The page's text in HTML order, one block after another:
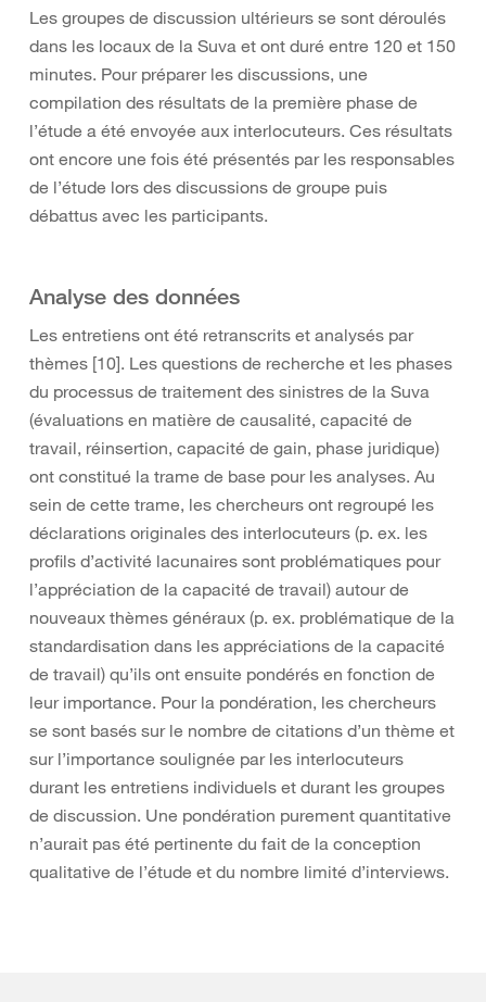
Les groupes de discussion ultérieurs se sont déroulés
dans les locaux de la Suva et ont duré entre 120 et 150
minutes. Pour préparer les discussions, une
compilation des résultats de la première phase de
l’étude a été envoyée aux interlocuteurs. Ces résultats
ont encore une fois été présentés par les responsables
de l’étude lors des discussions de groupe puis
débattus avec les participants.
Analyse des données
Les entretiens ont été retranscrits et analysés par
thèmes [10]. Les questions de recherche et les phases
du processus de traitement des sinistres de la Suva
(évaluations en matière de causalité, capacité de
travail, réinsertion, capacité de gain, phase juridique)
ont constitué la trame de base pour les analyses. Au
sein de cette trame, les chercheurs ont regroupé les
déclarations originales des interlocuteurs (p. ex. les
profils d’activité lacunaires sont problématiques pour
l’appréciation de la capacité de travail) autour de
nouveaux thèmes généraux (p. ex. problématique de la
standardisation dans les appréciations de la capacité
de travail) qu’ils ont ensuite pondérés en fonction de
leur importance. Pour la pondération, les chercheurs
se sont basés sur le nombre de citations d’un thème et
sur l’importance soulignée par les interlocuteurs
durant les entretiens individuels et durant les groupes
de discussion. Une pondération purement quantitative
n’aurait pas été pertinente du fait de la conception
qualitative de l’étude et du nombre limité d’interviews.